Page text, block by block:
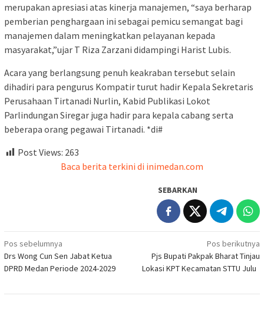
merupakan apresiasi atas kinerja manajemen, “saya berharap
pemberian penghargaan ini sebagai pemicu semangat bagi
manajemen dalam meningkatkan pelayanan kepada
masyarakat,”ujar T Riza Zarzani didampingi Harist Lubis.
Acara yang berlangsung penuh keakraban tersebut selain
dihadiri para pengurus Kompatir turut hadir Kepala Sekretaris
Perusahaan Tirtanadi Nurlin, Kabid Publikasi Lokot
Parlindungan Siregar juga hadir para kepala cabang serta
beberapa orang pegawai Tirtanadi. *di#
Post Views: 263
Baca berita terkini di inimedan.com
SEBARKAN
Navigasi
pos
Pos sebelumnya
Drs Wong Cun Sen Jabat Ketua
DPRD Medan Periode 2024-2029
Pos berikutnya
Pjs Bupati Pakpak Bharat Tinjau
Lokasi KPT Kecamatan STTU Julu